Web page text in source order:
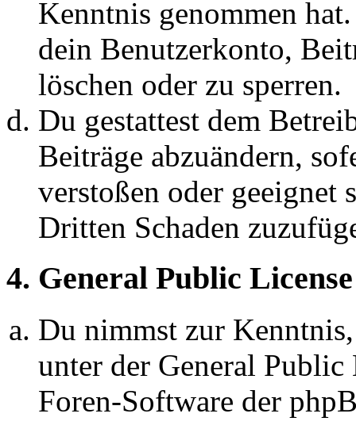
Kenntnis genommen
dein Benutzerkonto,
löschen oder zu sperren.
Du gestattest dem
Beiträge abzuändern,
verstoßen oder geeignet
Dritten Schaden
4. General Public License
Du nimmst zur
unter der General
Foren-Software der